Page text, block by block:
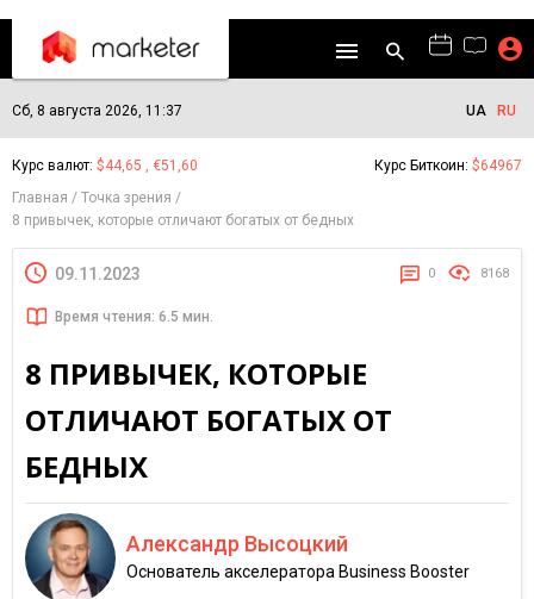
Сб, 8 августа 2026, 11:37 UA RU
Курс валют: $44,65 , €51,60 Курс Биткоин: $64967
Главная
Точка зрения
8 привычек, которые отличают богатых от бедных
09.11.2023 0 8168
Время чтения: 6.5 мин.
8 ПРИВЫЧЕК, КОТОРЫЕ
ОТЛИЧАЮТ БОГАТЫХ ОТ
БЕДНЫХ
Александр Высоцкий
Основатель акселератора Business Booster